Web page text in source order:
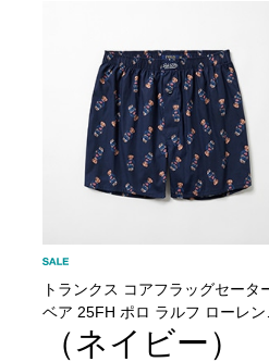
トランクス コアフラッグセータ
ベア 25FH ポロ ラルフ ローレン
【前開き】(RM4-B203）
（ネイビー）